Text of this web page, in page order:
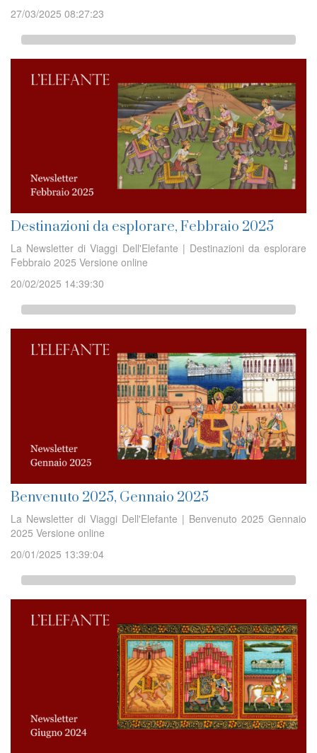
27/03/2025 08:27:23
Destinazioni da esplorare, Febbraio 2025
La Newsletter di Viaggi Dell'Elefante | Destinazioni da esplorare
Febbraio 2025 Versione online
20/02/2025 14:39:30
Benvenuto 2025, Gennaio 2025
La Newsletter di Viaggi Dell'Elefante | Benvenuto 2025 Gennaio
2025 Versione online
20/01/2025 13:39:04